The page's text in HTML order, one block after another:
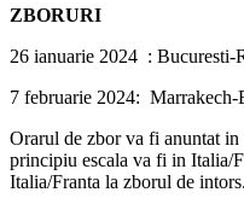
ZBORURI
26 ianuarie 2024 : Bucuresti-
7 februarie 2024: Marrakech-
Orarul de zbor va fi anuntat
principiu escala va fi in Italia/
Italia/Franta la zborul de intors.